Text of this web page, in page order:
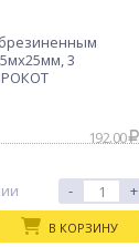
3
РОКОТ
192.00
- +
В КОРЗИНУ